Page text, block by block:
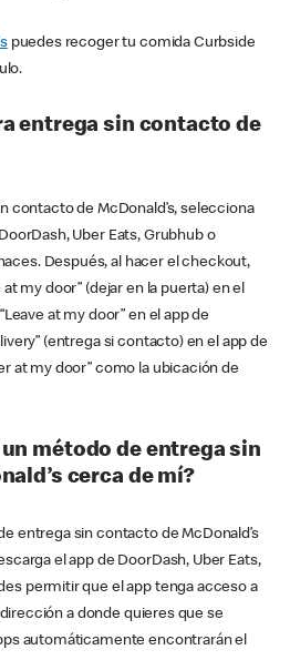
puedes recoger tu comida Curbside
entrega sin contacto de
contacto de McDonald’s, selecciona
Uber Eats, Grubhub o
Después, al hacer el checkout,
my door” (dejar en la puerta) en el
at my door” en el app de
(entrega si contacto) en el app de
at my door” como la ubicación de
método de entrega sin
cerca de mí?
entrega sin contacto de McDonald’s
el app de DoorDash, Uber Eats,
permitir que el app tenga acceso a
a donde quieres que se
automáticamente encontrarán el